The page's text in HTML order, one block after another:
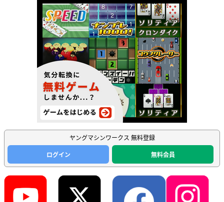
ヤングマシンワークス 無料登録
ログイン
無料会員